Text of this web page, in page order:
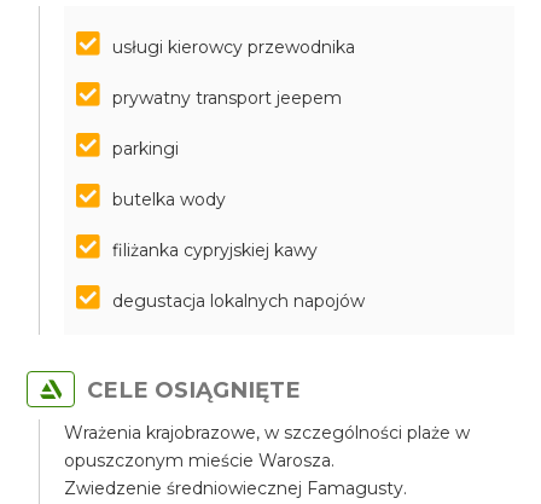
usługi kierowcy przewodnika
prywatny transport jeepem
parkingi
butelka wody
filiżanka cypryjskiej kawy
degustacja lokalnych napojów
CELE OSIĄGNIĘTE
Wrażenia krajobrazowe, w szczególności plaże w
opuszczonym mieście Warosza.
Zwiedzenie średniowiecznej Famagusty.